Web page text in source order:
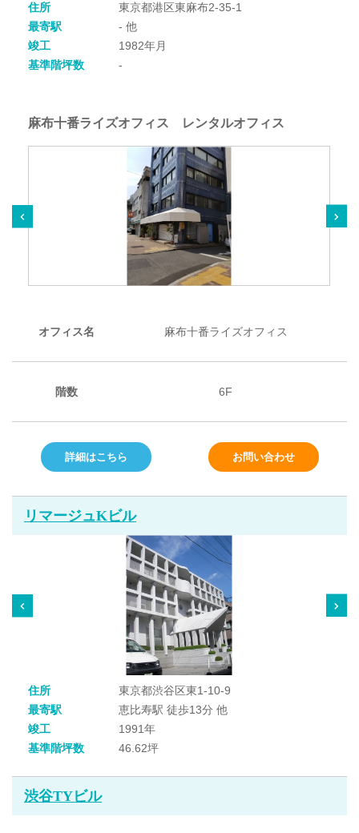
住所
東京都港区東麻布2-35-1
最寄駅
- 他
竣工
1982年月
基準階坪数
-
麻布十番ライズオフィス レンタルオフィス
オフィス名 麻布十番ライズオフィス
階数 6F
詳細はこちら お問い合わせ
リマージュKビル
住所
東京都渋谷区東1-10-9
最寄駅
恵比寿駅 徒歩13分 他
竣工
1991年
基準階坪数
46.62坪
渋谷TYビル